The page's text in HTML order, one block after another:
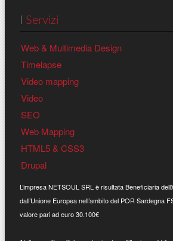
Servizi
Web & Multimedia Design
Timelapse
Video mapping
Video
SEO
Web Mapping
HTML5 & CSS3
Drupal
L’impresa NETSOUL SRL è risultata Beneficiaria
dall’Unione Europea nell’ambito del POR Sardegna
valore pari ad euro 30.100€